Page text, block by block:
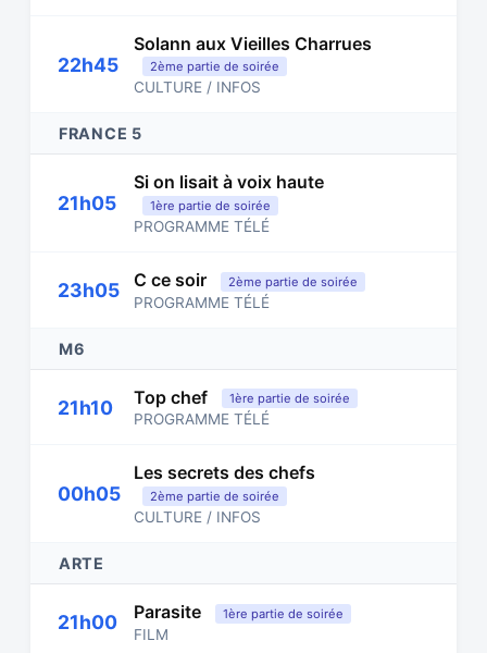
22h45
Solann aux Vieilles Charrues
2ème partie de soirée
CULTURE / INFOS
FRANCE 5
21h05
Si on lisait à voix haute
1ère partie de soirée
PROGRAMME TÉLÉ
23h05 C ce soir 2ème partie de soirée
PROGRAMME TÉLÉ
M6
21h10 Top chef 1ère partie de soirée
PROGRAMME TÉLÉ
00h05
Les secrets des chefs
2ème partie de soirée
CULTURE / INFOS
ARTE
21h00 Parasite 1ère partie de soirée
FILM